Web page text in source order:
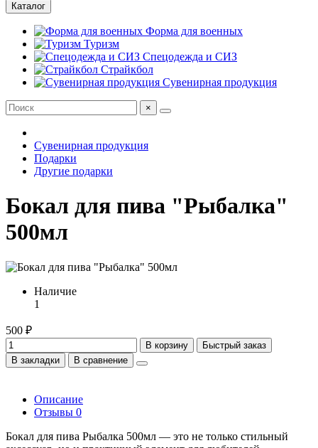
Каталог
Форма для военных
Туризм
Спецодежда и СИЗ
Страйкбол
Сувенирная продукция
×
Сувенирная продукция
Подарки
Другие подарки
Бокал для пива "Рыбалка"
500мл
Наличие
1
500 ₽
В корзину
Быстрый заказ
В закладки
В сравнение
Описание
Отзывы 0
Бокал для пива Рыбалка 500мл — это не только стильный